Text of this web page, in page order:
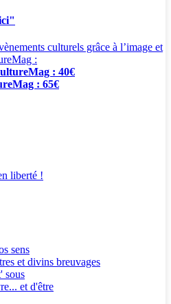
culturels grâce à l’image et
:
: 40€
: 65€
liberté !
sens
et divins breuvages
sous
et d'être